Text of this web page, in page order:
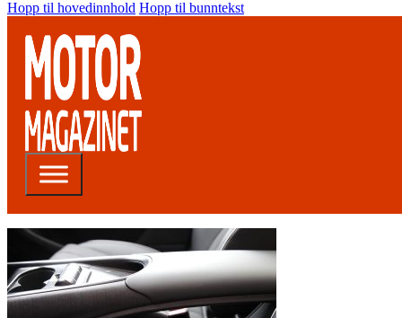
Hopp til hovedinnhold Hopp til bunntekst